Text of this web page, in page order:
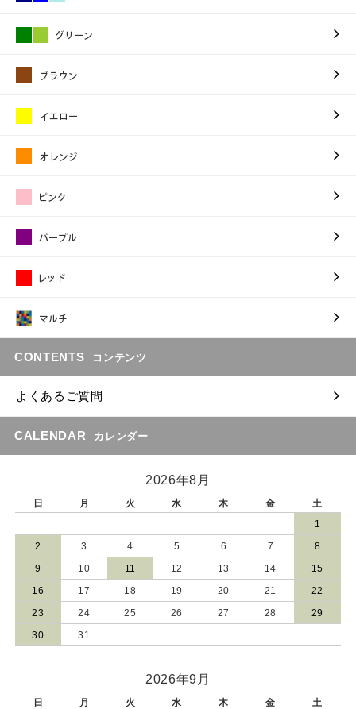
CONTENTS コンテンツ
よくあるご質問
CALENDAR カレンダー
2026年8月
日 月 火 水 木 金
土
1
2 3 4 5 6 7 8
9 10 11 12 13 14 15
16 17 18 19 20 21 22
23 24 25 26 27 28 29
30 31
2026年9月
日 月 火 水 木 金
土